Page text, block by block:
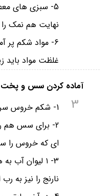
5- سبزی های
نهایت هم نمک را
6- مواد شکم‌ پر
غلظت مواد باید
آماده کردن سس و پخت
3
1- شکم خروس سرخ شده را از مواد پر کنید.⁣
2- برای سس هم
ای که خروس را
3- ۱ لیوان
نارنج را نیز به